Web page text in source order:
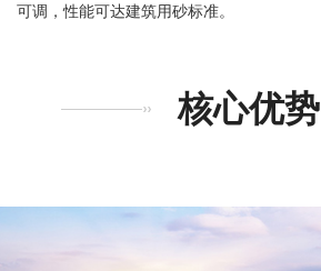
可调，性能可达建筑用砂标准。
核心优势